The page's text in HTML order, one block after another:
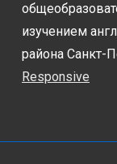
изучением
района Санкт-
Responsive